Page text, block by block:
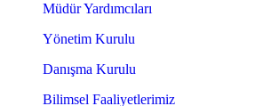
Müdür Yardımcıları
Yönetim Kurulu
Danışma Kurulu
Bilimsel Faaliyetlerimiz